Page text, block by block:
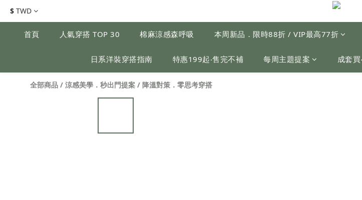
$ TWD
首頁 人氣穿搭 TOP 30 棉麻涼感森呼吸 本周新品．限時88折 / VIP最高77折
日系洋裝穿搭指南 特惠199起‧售完不補 每周主題提案 成套
全部商品 / 涼感美學．秒出門提案 / 降溫對策．零思考穿搭